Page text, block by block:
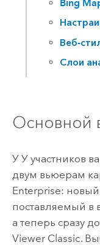
Bing
Веб-
Слои
Основной
У У участников
двум вьюерам
Enterprise: новый
поставляемый в
а теперь сразу
Viewer Classic.